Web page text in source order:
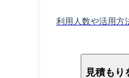
利用人数や活用方
見積もり